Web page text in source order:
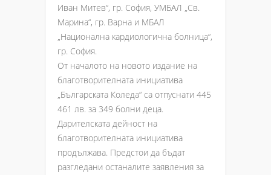
Иван Митев“, гр. София, УМБАЛ „Св.
Марина“, гр. Варна и МБАЛ
„Национална кардиологична болница“,
гр. София.
От началото на новото издание на
благотворителната инициатива
„Българската Коледа“ са отпуснати 445
461 лв. за 349 болни деца.
Дарителската дейност на
благотворителната инициатива
продължава. Предстои да бъдат
разгледани останалите заявления за